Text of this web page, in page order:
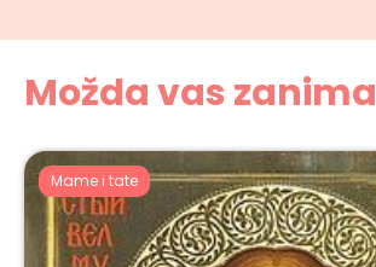
Možda vas zanima
Mame i tate